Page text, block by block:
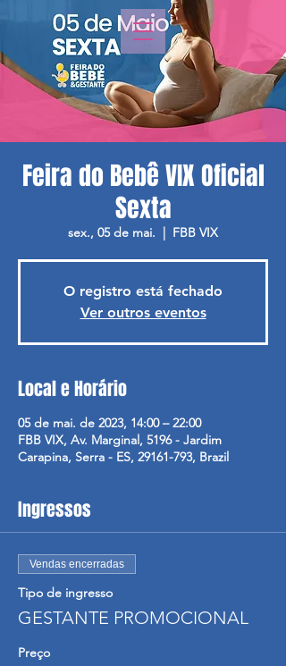
Feira do Bebê VIX Oficial
Sexta
sex., 05 de mai.
  |
FBB VIX
O registro está fechado
Ver outros eventos
Local e Horário
05 de mai. de 2023, 14:00 – 22:00
FBB VIX, Av. Marginal, 5196 - Jardim
Carapina, Serra - ES, 29161-793, Brazil
Ingressos
Vendas encerradas
Tipo de ingresso
GESTANTE PROMOCIONAL
Preço